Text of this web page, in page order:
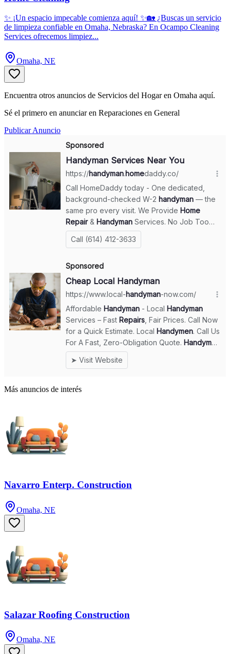
✨ ¡Un espacio impecable comienza aquí! ✨🏡 ¿Buscas un servicio
de limpieza confiable en Omaha, Nebraska? En Ocampo Cleaning
Services ofrecemos limpiez...
Omaha, NE
Encuentra otros anuncios de Servicios del Hogar en Omaha aquí.
Sé el primero en anunciar en Reparaciones en General
Publicar Anuncio
Más anuncios de interés
Navarro Enterp. Construction
Omaha, NE
Salazar Roofing Construction
Omaha, NE